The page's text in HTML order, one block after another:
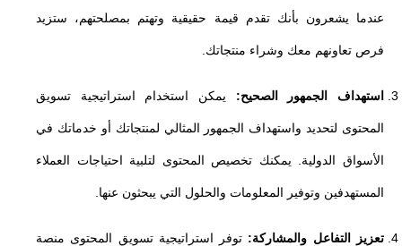
عندما يشعرون بأنك تقدم قيمة حقيقية وتهتم بمصلحتهم، ستزيد
فرص تعاونهم معك وشراء منتجاتك.
استهداف الجمهور الصحيح: يمكن استخدام استراتيجية تسويق
المحتوى لتحديد واستهداف الجمهور المثالي لمنتجاتك أو خدماتك في
الأسواق الدولية. يمكنك تخصيص المحتوى لتلبية احتياجات العملاء
المستهدفين وتوفير المعلومات والحلول التي يبحثون عنها.
تعزيز التفاعل والمشاركة: توفر استراتيجية تسويق المحتوى منصة